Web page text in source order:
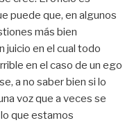
puede que, en algunos
más bien
juicio en el cual todo
en el caso de un ego
a no saber bien si lo
voz que a veces se
que estamos